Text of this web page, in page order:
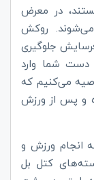
در معرض
روکش
جلوگیری
شما وارد
می‌کنیم که
و پس از ورزش
انجام ورزش و
کتل بل